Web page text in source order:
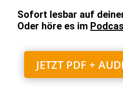
Sofort lesbar auf
Oder höre es im
JETZT PDF +